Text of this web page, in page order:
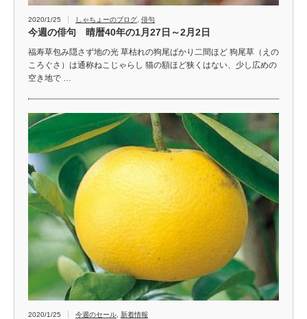
2020/1/25 しゃちょーのブログ 俳句
今週の俳句 晴暦40年の1月27日～2月2日
福寿草包み隠さず地の光 草枯れの狗尾ばかり二間ほど 狗尾草（えの
ころぐさ）は通称ねこじゃらし 猫の額ほど狭くはない、少し広めの
空き地で …
2020/1/25 今週のセール 新着情報